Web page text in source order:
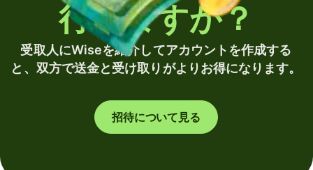
行いますか？
受取人にWiseを紹介してアカウントを作成する
と、双方で送金と受け取りがよりお得になります。
招待について見る